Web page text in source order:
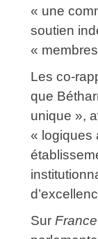
« une
soutien
«
Les co-
que
unique »,
« logiques
Sur